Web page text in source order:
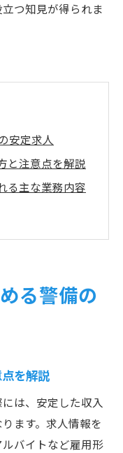
つ知見が得られま
安定求人
と注意点を解説
る主な業務内容
るポイント
方を解説
サポート例
特徴と魅力
い理由とは
の応募方法
る警備の
を解説
は、安定した収入
ます。求人情報を
バイトなど雇用形